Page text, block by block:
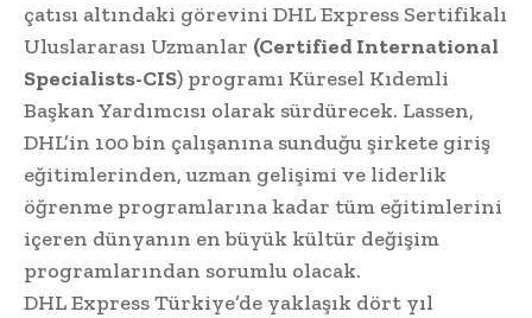
çatısı altındaki görevini DHL Express Sertifikalı
Uluslararası Uzmanlar (Certified International
Specialists-CIS) programı Küresel Kıdemli
Başkan Yardımcısı olarak sürdürecek. Lassen,
DHL’in 100 bin çalışanına sunduğu şirkete giriş
eğitimlerinden, uzman gelişimi ve liderlik
öğrenme programlarına kadar tüm eğitimlerini
içeren dünyanın en büyük kültür değişim
programlarından sorumlu olacak.
DHL Express Türkiye’de yaklaşık dört yıl